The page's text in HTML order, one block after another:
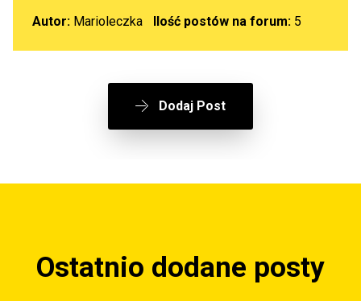
Autor: Marioleczka Ilość postów na forum:5
Dodaj Post
Ostatnio dodane posty